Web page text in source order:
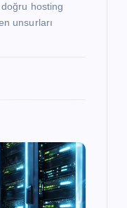
hosting
unsurları